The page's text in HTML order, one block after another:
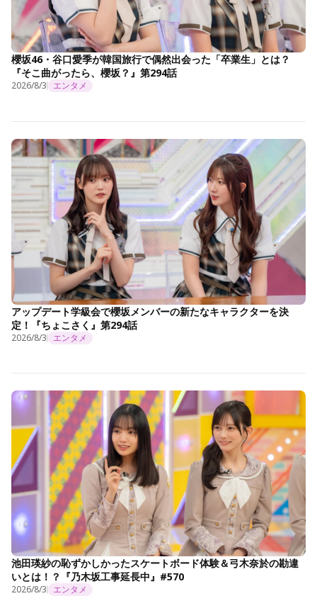
櫻坂46・谷口愛季が韓国旅行で偶然出会った「卒業生」とは？
『そこ曲がったら、櫻坂？』第294話
2026/8/3 エンタメ
アップデート学級会で櫻坂メンバーの新たなキャラクターを決
定！『ちょこさく』第294話
2026/8/3 エンタメ
池田瑛紗の恥ずかしかったスケートボード体験＆弓木奈於の勘違
いとは！？『乃木坂工事延長中』#570
2026/8/3 エンタメ